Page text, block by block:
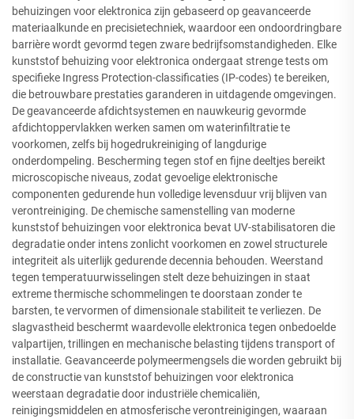
behuizingen voor elektronica zijn gebaseerd op geavanceerde
materiaalkunde en precisietechniek, waardoor een ondoordringbare
barrière wordt gevormd tegen zware bedrijfsomstandigheden. Elke
kunststof behuizing voor elektronica ondergaat strenge tests om
specifieke Ingress Protection-classificaties (IP-codes) te bereiken,
die betrouwbare prestaties garanderen in uitdagende omgevingen.
De geavanceerde afdichtsystemen en nauwkeurig gevormde
afdichtoppervlakken werken samen om waterinfiltratie te
voorkomen, zelfs bij hogedrukreiniging of langdurige
onderdompeling. Bescherming tegen stof en fijne deeltjes bereikt
microscopische niveaus, zodat gevoelige elektronische
componenten gedurende hun volledige levensduur vrij blijven van
verontreiniging. De chemische samenstelling van moderne
kunststof behuizingen voor elektronica bevat UV-stabilisatoren die
degradatie onder intens zonlicht voorkomen en zowel structurele
integriteit als uiterlijk gedurende decennia behouden. Weerstand
tegen temperatuurwisselingen stelt deze behuizingen in staat
extreme thermische schommelingen te doorstaan zonder te
barsten, te vervormen of dimensionale stabiliteit te verliezen. De
slagvastheid beschermt waardevolle elektronica tegen onbedoelde
valpartijen, trillingen en mechanische belasting tijdens transport of
installatie. Geavanceerde polymeermengsels die worden gebruikt bij
de constructie van kunststof behuizingen voor elektronica
weerstaan degradatie door industriële chemicaliën,
reinigingsmiddelen en atmosferische verontreinigingen, waaraan